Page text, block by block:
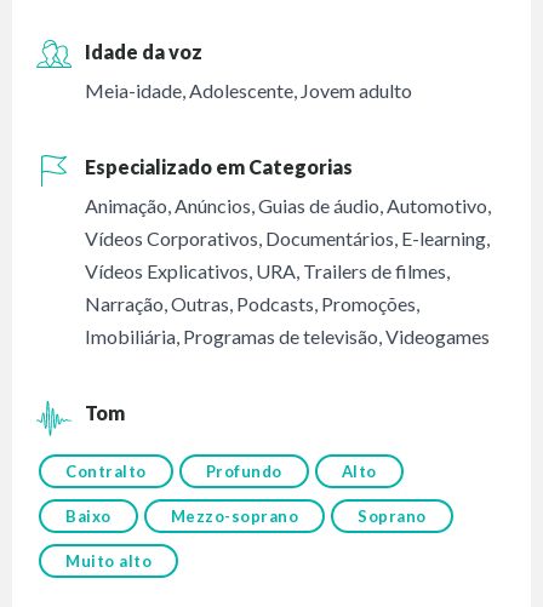
Idade da voz
Meia-idade,Adolescente, Jovem adulto
Especializado em Categorias
Animação,Anúncios,Guias de áudio,Automotivo,
Vídeos Corporativos, Documentários, E-learning,
Vídeos Explicativos, URA, Trailers de filmes,
Narração,Outras, Podcasts, Promoções,
Imobiliária, Programas de televisão,Videogames
Tom
Contralto Profundo Alto
Baixo Mezzo-soprano Soprano
Muito alto